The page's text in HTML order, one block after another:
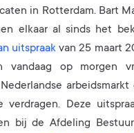
in Rotterdam. Bart
elkaar al sinds het
uitspraakvan 25 maart
vandaag op morgen
arbeidsmarkt
verdragen. Deze
bij de Afdeling